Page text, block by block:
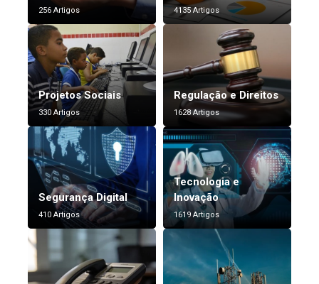
256 Artigos 4135 Artigos
Projetos Sociais
330 Artigos
Regulação e Direitos
1628 Artigos
Segurança Digital
410 Artigos
Tecnologia e
Inovação
1619 Artigos